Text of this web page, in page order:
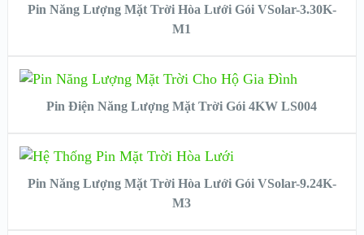
Pin Năng Lượng Mặt Trời Hòa Lưới Gói VSolar-3.30K-
M1
VIEW DETAILS
READ MORE
Pin Điện Năng Lượng Mặt Trời Gói 4KW LS004
VIEW DETAILS
READ MORE
Pin Năng Lượng Mặt Trời Hòa Lưới Gói VSolar-9.24K-
M3